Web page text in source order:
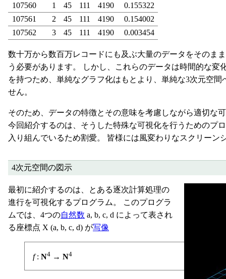
107560
1 45 111 4190
0.155322
107561
2 45 111 4190
0.154002
107562
3 45 111 4190 0.003454
数十万から数百万レコードにも及ぶ大量のデータをそのま
う必要があります。 しかし、これらのデータは時間的な変
を持つため、単純なグラフ化はもとより、単純な3次元空
せん。
そのため、データの特徴とその意味を考慮しながら適切な
今回紹介するのは、そうした特殊な可視化を行うためのプ
入り組んでいるため割愛。 皆様には風変わりなスクリー
4次元空間の図示
最初に紹介するのは、とある逐次計算処理の
進行を可視化するプログラム。 このプログラ
ムでは、4つの自然数 a, b, c, d によって表され
る座標点 X (a, b, c, d) が写像
f: N4 → N4